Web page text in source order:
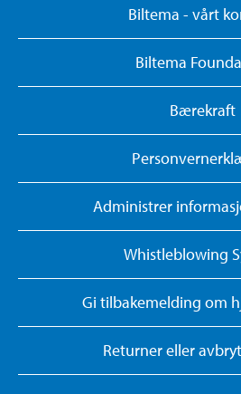
Biltema - vårt
Biltema
Bærekraft
Administrer
Whistleblowing
Gi tilbakemelding om
Returner eller